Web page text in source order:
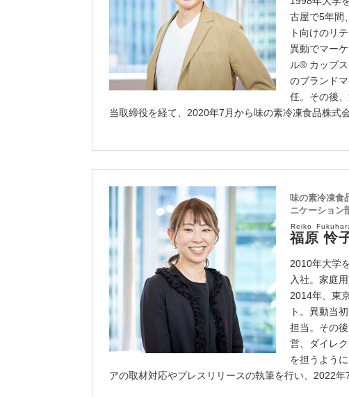
古屋で5年間
ト向けのリ
異動でマー
ル® カップ
のブランド
任。その後
当取締役を経て、2020年7月から味の素冷凍食品株式
味の素冷凍食
ニケーション
福原 怜
Reiko
2010年大学
入社。家庭
2014年、東
ト。異動当
担当。その
営、ダイレ
を担うよう
アの取材対応やプレスリリースの執筆を行い、2022年